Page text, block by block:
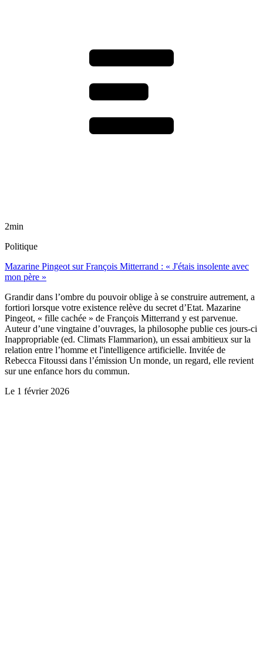
2min
Politique
Mazarine Pingeot sur François Mitterrand : « J'étais insolente avec
mon père »
Grandir dans l’ombre du pouvoir oblige à se construire autrement, a
fortiori lorsque votre existence relève du secret d’Etat. Mazarine
Pingeot, « fille cachée » de François Mitterrand y est parvenue.
Auteur d’une vingtaine d’ouvrages, la philosophe publie ces jours-ci
Inappropriable (ed. Climats Flammarion), un essai ambitieux sur la
relation entre l’homme et l'intelligence artificielle. Invitée de
Rebecca Fitoussi dans l’émission Un monde, un regard, elle revient
sur une enfance hors du commun.
Le 1 février 2026